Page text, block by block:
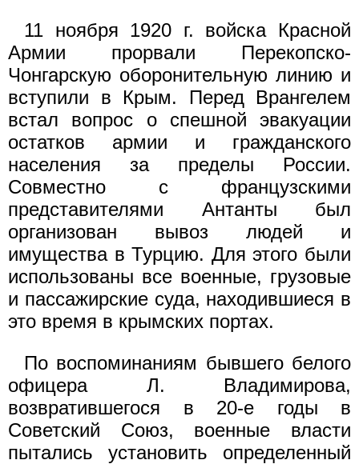
11 ноября 1920 г. войска Красной
Армии прорвали Перекопско-
Чонгарскую оборонительную линию и
вступили в Крым. Перед Врангелем
встал вопрос о спешной эвакуации
остатков армии и гражданского
населения за пределы России.
Совместно с французскими
представителями Антанты был
организован вывоз людей и
имущества в Турцию. Для этого были
использованы все военные, грузовые
и пассажирские суда, находившиеся в
это время в крымских портах.
По воспоминаниям бывшего белого
офицера Л. Владимирова,
возвратившегося в 20-е годы в
Советский Союз, военные власти
пытались установить определенный